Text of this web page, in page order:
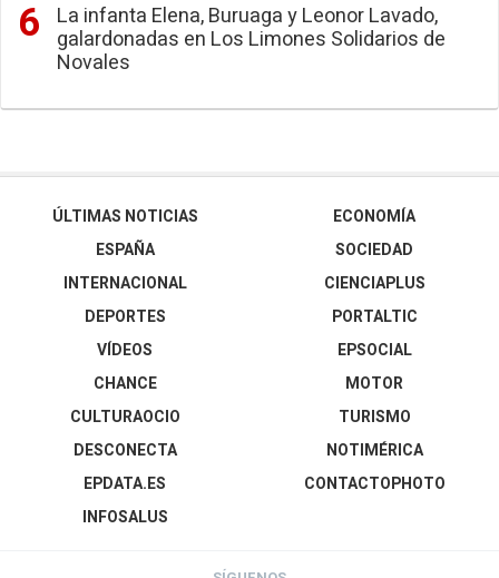
La infanta Elena, Buruaga y Leonor Lavado,
galardonadas en Los Limones Solidarios de
Novales
ÚLTIMAS NOTICIAS
ESPAÑA
INTERNACIONAL
DEPORTES
VÍDEOS
ECONOMÍA
SOCIEDAD
CIENCIAPLUS
PORTALTIC
EPSOCIAL
CHANCE
CULTURAOCIO
DESCONECTA
EPDATA.ES
INFOSALUS
MOTOR
TURISMO
NOTIMÉRICA
CONTACTOPHOTO